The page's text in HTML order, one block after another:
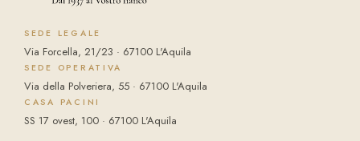
SEDE LEGALE
Via Forcella, 21/23 · 67100 L'Aquila
SEDE OPERATIVA
Via della Polveriera, 55 · 67100 L'Aquila
CASA PACINI
SS 17 ovest, 100 · 67100 L'Aquila